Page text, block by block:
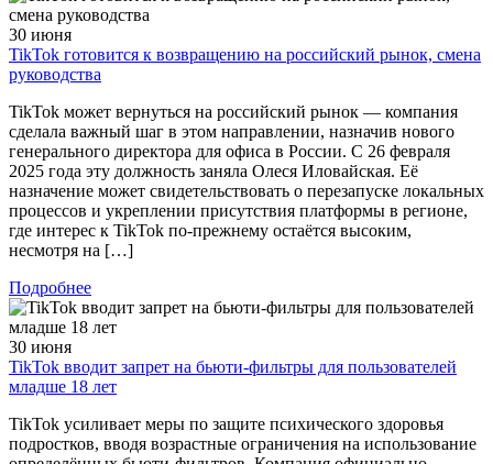
30 июня
TikTok готовится к возвращению на российский рынок, смена
руководства
TikTok может вернуться на российский рынок — компания
сделала важный шаг в этом направлении, назначив нового
генерального директора для офиса в России. С 26 февраля
2025 года эту должность заняла Олеся Иловайская. Её
назначение может свидетельствовать о перезапуске локальных
процессов и укреплении присутствия платформы в регионе,
где интерес к TikTok по-прежнему остаётся высоким,
несмотря на […]
Подробнее
30 июня
TikTok вводит запрет на бьюти-фильтры для пользователей
младше 18 лет
TikTok усиливает меры по защите психического здоровья
подростков, вводя возрастные ограничения на использование